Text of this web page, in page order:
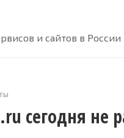
и сайтов в России
сегодня не